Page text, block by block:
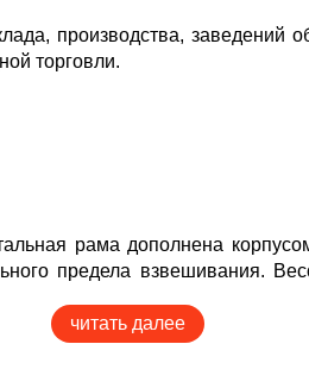
производства, заведений
торговли.
рама дополнена
предела взвешивания.
Габариты
читать далее